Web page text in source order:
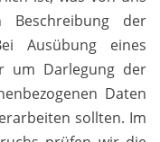
Beschreibung der
Ausübung eines
um Darlegung der
Daten
sollten. Im